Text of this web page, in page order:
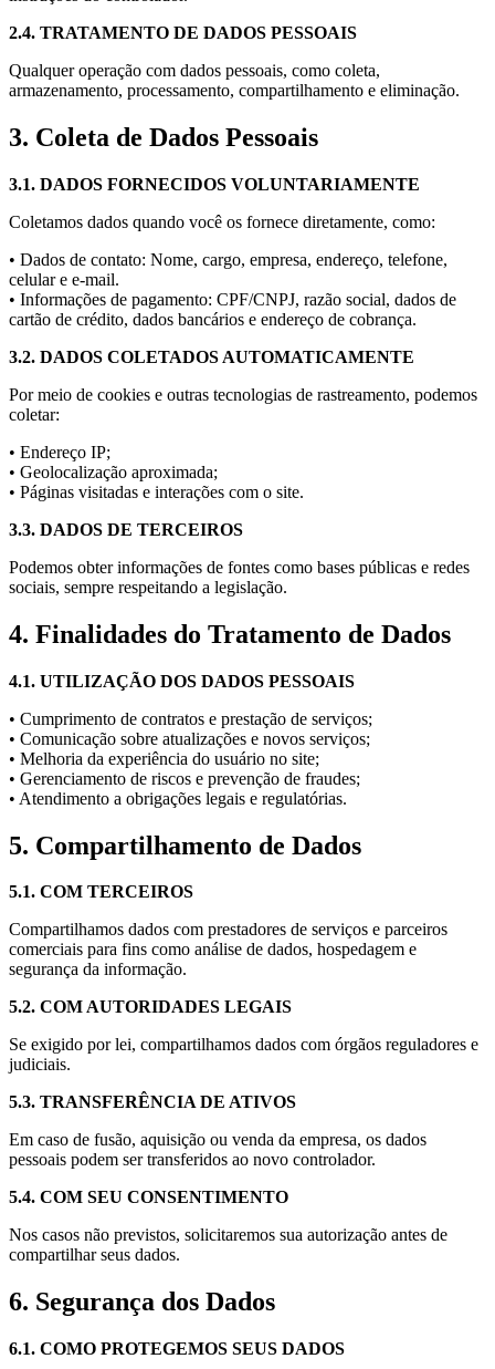
2.4. TRATAMENTO DE DADOS PESSOAIS
Qualquer operação com dados pessoais, como coleta,
armazenamento, processamento, compartilhamento e eliminação.
3. Coleta de Dados Pessoais
3.1. DADOS FORNECIDOS VOLUNTARIAMENTE
Coletamos dados quando você os fornece diretamente, como:
• Dados de contato: Nome, cargo, empresa, endereço, telefone,
celular e e-mail.
• Informações de pagamento: CPF/CNPJ, razão social, dados de
cartão de crédito, dados bancários e endereço de cobrança.
3.2. DADOS COLETADOS AUTOMATICAMENTE
Por meio de cookies e outras tecnologias de rastreamento, podemos
coletar:
• Endereço IP;
• Geolocalização aproximada;
• Páginas visitadas e interações com o site.
3.3. DADOS DE TERCEIROS
Podemos obter informações de fontes como bases públicas e redes
sociais, sempre respeitando a legislação.
4. Finalidades do Tratamento de Dados
4.1. UTILIZAÇÃO DOS DADOS PESSOAIS
• Cumprimento de contratos e prestação de serviços;
• Comunicação sobre atualizações e novos serviços;
• Melhoria da experiência do usuário no site;
• Gerenciamento de riscos e prevenção de fraudes;
• Atendimento a obrigações legais e regulatórias.
5. Compartilhamento de Dados
5.1. COM TERCEIROS
Compartilhamos dados com prestadores de serviços e parceiros
comerciais para fins como análise de dados, hospedagem e
segurança da informação.
5.2. COM AUTORIDADES LEGAIS
Se exigido por lei, compartilhamos dados com órgãos reguladores e
judiciais.
5.3. TRANSFERÊNCIA DE ATIVOS
Em caso de fusão, aquisição ou venda da empresa, os dados
pessoais podem ser transferidos ao novo controlador.
5.4. COM SEU CONSENTIMENTO
Nos casos não previstos, solicitaremos sua autorização antes de
compartilhar seus dados.
6. Segurança dos Dados
6.1. COMO PROTEGEMOS SEUS DADOS